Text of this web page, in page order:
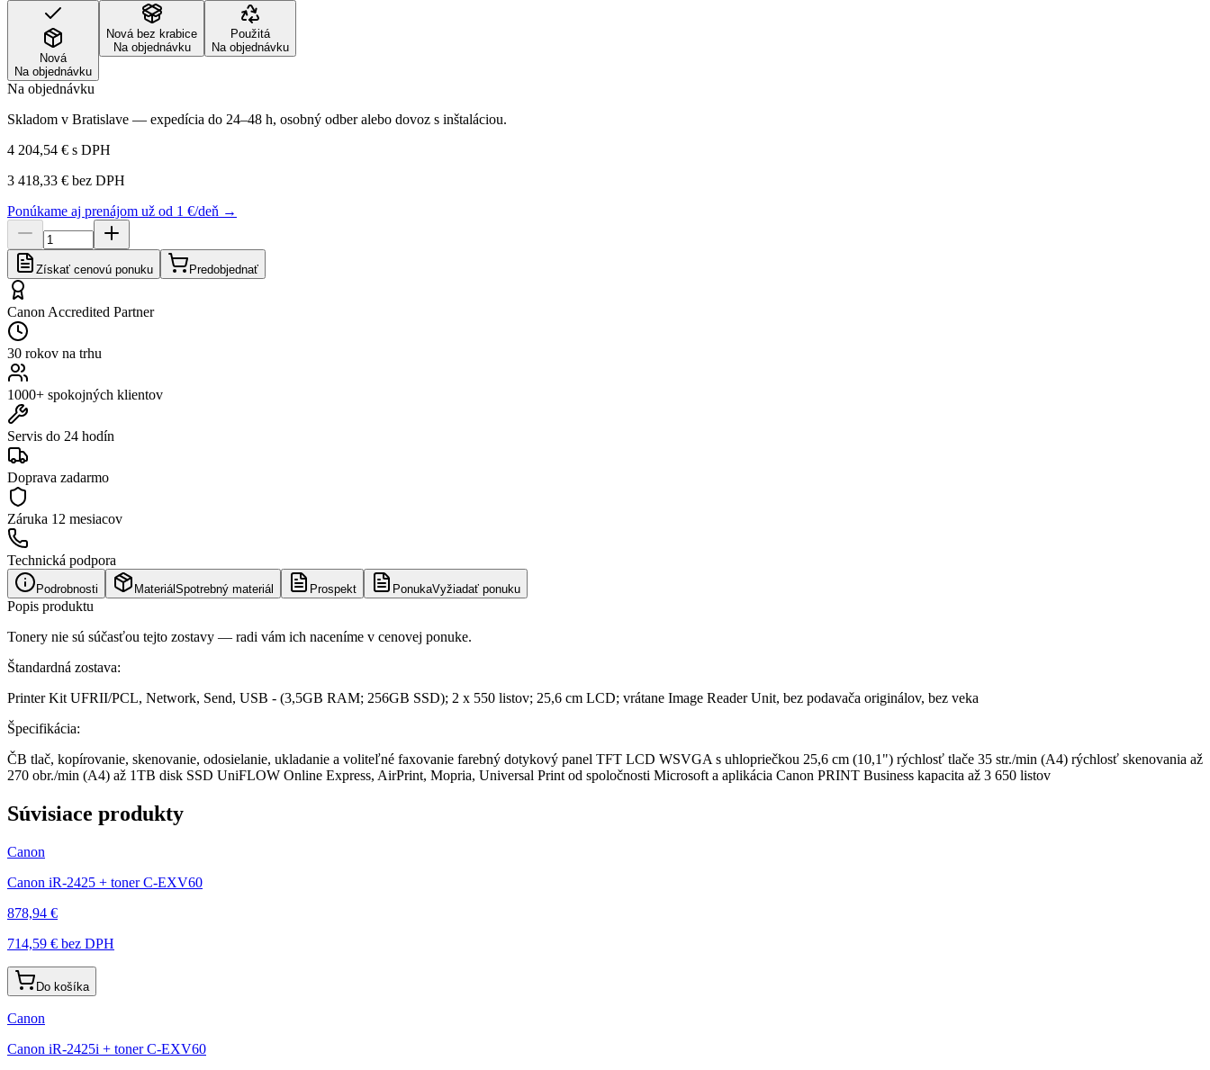
Nová
Na objednávku
Nová bez krabice
Na objednávku
Použitá
Na objednávku
Na objednávku
Skladom v Bratislave — expedícia do 24–48 h, osobný odber alebo dovoz s inštaláciou.
4 204,54 € s DPH
3 418,33 € bez DPH
Ponúkame aj prenájom už od 1 €/deň →
Získať cenovú ponuku Predobjednať
Canon Accredited Partner
30 rokov na trhu
1000+ spokojných klientov
Servis do 24 hodín
Doprava zadarmo
Záruka 12 mesiacov
Technická podpora
Podrobnosti Materiál Spotrebný materiál Prospekt PonukaVyžiadať ponuku
Popis produktu
Tonery nie sú súčasťou tejto zostavy — radi vám ich naceníme v cenovej ponuke.
Štandardná zostava:
Printer Kit UFRII/PCL, Network, Send, USB - (3,5GB RAM; 256GB SSD); 2 x 550 listov; 25,6 cm LCD; vrátane Image Reader Unit, bez podavača originálov, bez veka
Špecifikácia:
ČB tlač, kopírovanie, skenovanie, odosielanie, ukladanie a voliteľné faxovanie farebný dotykový panel TFT LCD WSVGA s uhlopriečkou 25,6 cm (10,1") rýchlosť tlače 35 str./min (A4) rýchlosť skenovania až
270 obr./min (A4) až 1TB disk SSD UniFLOW Online Express, AirPrint, Mopria, Universal Print od spoločnosti Microsoft a aplikácia Canon PRINT Business kapacita až 3 650 listov
Súvisiace produkty
Canon
Canon iR-2425 + toner C-EXV60
878,94 €
714,59 € bez DPH
Do košíka
Canon
Canon iR-2425i + toner C-EXV60